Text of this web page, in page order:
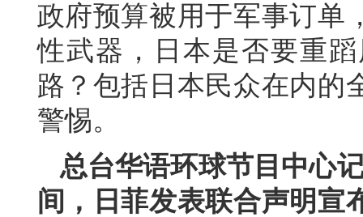
政府预算被用于军事订单
性武器，日本是否要重
路？包括日本民众在内的
警惕。
总台华语环球节目中心
间，日菲发表联合声明宣